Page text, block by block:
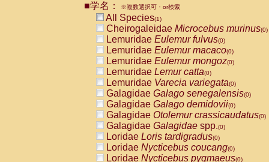
CebidaeCebus nigrivittatus
CebidaeCebus
CebidaeSaimiri boliviensis(0)
CebidaeSaimiri sciureus(0)
AtelidaeAlouatta caraya(0)
AtelidaeAlouatta fusca(0)
AtelidaeAlouatta seniculus
AtelidaeAlouattaspp.(0)
AtelidaeAteles belzebuth(0)
AtelidaeAteles geoffroyi(0)
AtelidaeAteles paniscus(0)
AtelidaeAtelesspp.(0)
Atelidae Lagothrix lagothricha
AtelidaeLagothrix lagothricha cana
PitheciidaeCacajao calvus
■学名： ※複数選択可・or検索
All Species(1)
Cheirogaleidae Microcebus murinus(0)
Lemuridae Eulemur fulvus(0)
Lemuridae Eulemur macaco(0)
Lemuridae Eulemur mongoz(0)
Lemuridae Lemur catta(0)
Lemuridae Varecia variegata(0)
Galagidae Galago senegalensis(0)
Galagidae Galago demidovii(0)
Galagidae Otolemur crassicaudatus(0)
Galagidae Galagidae spp.(0)
Loridae Loris tardigradus(0)
Loridae Nycticebus coucang(0)
Loridae Nycticebus pygmaeus(0)